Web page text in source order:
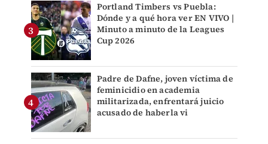
Portland Timbers vs Puebla:
Dónde y a qué hora ver EN VIVO |
Minuto a minuto de la Leagues
Cup 2026
Padre de Dafne, joven víctima de
feminicidio en academia
militarizada, enfrentará juicio
acusado de haberla vi